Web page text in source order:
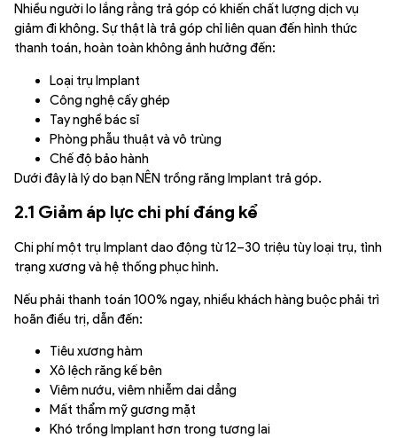
Nhiều người lo lắng rằng trả góp có khiến chất lượng dịch vụ
giảm đi không. Sự thật là trả góp chỉ liên quan đến hình thức
thanh toán, hoàn toàn không ảnh hưởng đến:
Loại trụ Implant
Công nghệ cấy ghép
Tay nghề bác sĩ
Phòng phẫu thuật và vô trùng
Chế độ bảo hành
Dưới đây là lý do bạn NÊN trồng răng Implant trả góp.
2.1 Giảm áp lực chi phí đáng kể
Chi phí một trụ Implant dao động từ 12–30 triệu tùy loại trụ, tình
trạng xương và hệ thống phục hình.
Nếu phải thanh toán 100% ngay, nhiều khách hàng buộc phải trì
hoãn điều trị, dẫn đến:
Tiêu xương hàm
Xô lệch răng kế bên
Viêm nướu, viêm nhiễm dai dẳng
Mất thẩm mỹ gương mặt
Khó trồng Implant hơn trong tương lai